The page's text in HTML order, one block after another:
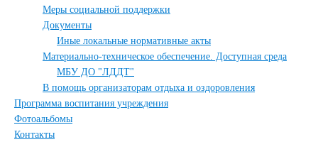
Меры социальной поддержки
Документы
Иные локальные нормативные акты
Материально-техническое обеспечение. Доступная среда
МБУ ДО "ЛДДТ"
В помощь организаторам отдыха и оздоровления
Программа воспитания учреждения
Фотоальбомы
Контакты